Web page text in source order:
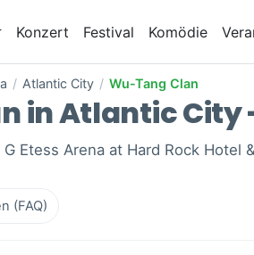
Konzert Festival Komödie
/ Atlantic City / Wu-Tang Clan
in Atlantic City
Etess Arena at Hard Rock Hotel
(FAQ)